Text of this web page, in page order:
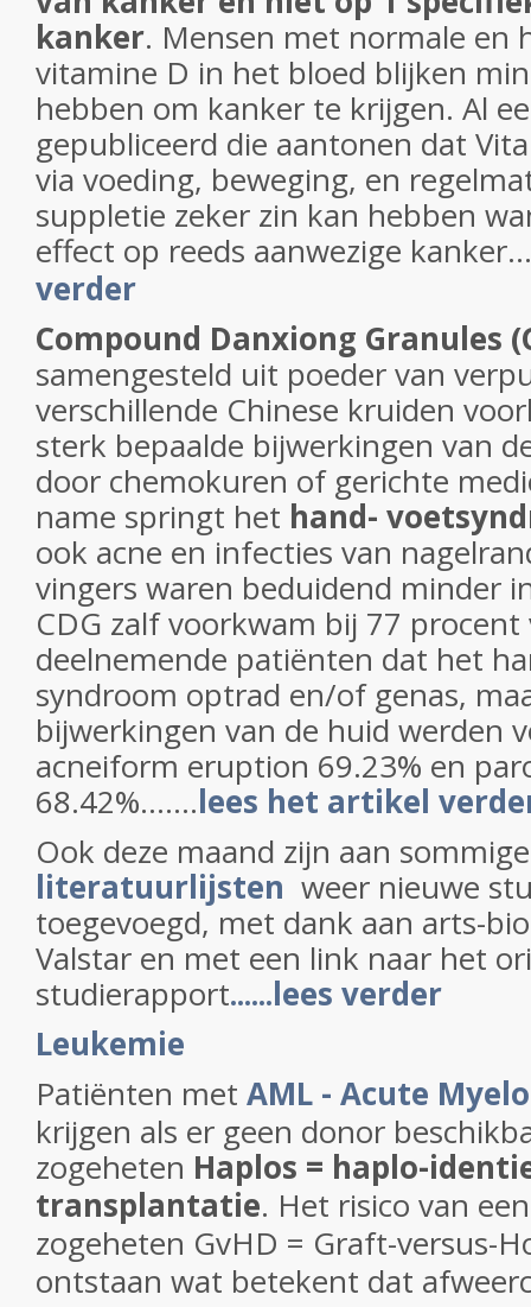
kanker. Mensen met normale en
vitamine D in het bloed blijken
hebben om kanker te krijgen. Al
gepubliceerd die aantonen dat
via voeding, beweging, en
suppletie zeker zin kan hebben
effect op reeds aanwezige
verder
Compound Danxiong Granules
samengesteld uit poeder van
verschillende Chinese kruiden
sterk bepaalde bijwerkingen van
door chemokuren of gerichte
name springt het hand-
ook acne en infecties van
vingers waren beduidend minder
CDG zalf voorkwam bij 77 procent
deelnemende patiënten dat het
syndroom optrad en/of genas,
bijwerkingen van de huid werden
acneiform eruption 69.23% en
68.42%.......lees het artikel
Ook deze maand zijn aan
literatuurlijsten weer nieuwe
toegevoegd, met dank aan arts-
Valstar en met een link naar het
studierapport......lees verder
Leukemie
Patiënten met AML - Acute
krijgen als er geen donor
zogeheten Haplos = haplo-
transplantatie. Het risico van
zogeheten GvHD = Graft-versus-
ontstaan wat betekent dat